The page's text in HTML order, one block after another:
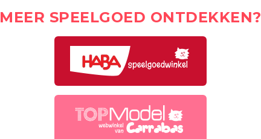
MEER SPEELGOED ONTDEKKEN?